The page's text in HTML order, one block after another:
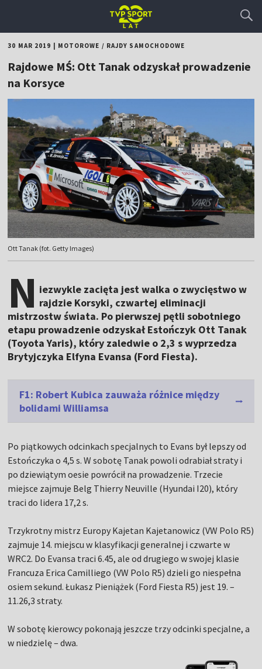
30 MAR 2019 MOTOROWE / RAJDY SAMOCHODOWE
Rajdowe MŚ: Ott Tanak odzyskał prowadzenie
na Korsyce
Ott Tanak (fot. Getty Images)
N iezwykle zacięta jest walka o zwycięstwo w
rajdzie Korsyki, czwartej eliminacji
mistrzostw świata. Po pierwszej pętli sobotniego
etapu prowadzenie odzyskał Estończyk Ott Tanak
(Toyota Yaris), który zaledwie o 2,3 s wyprzedza
Brytyjczyka Elfyna Evansa (Ford Fiesta).
F1: Robert Kubica zauważa różnice między
bolidami Williamsa
Po piątkowych odcinkach specjalnych to Evans był lepszy od
Estończyka o 4,5 s. W sobotę Tanak powoli odrabiał straty i
po dziewiątym oesie powrócił na prowadzenie. Trzecie
miejsce zajmuje Belg Thierry Neuville (Hyundai I20), który
traci do lidera 17,2 s.
Trzykrotny mistrz Europy Kajetan Kajetanowicz (VW Polo R5)
zajmuje 14. miejscu w klasyfikacji generalnej i czwarte w
WRC2. Do Evansa traci 6.45, ale od drugiego w swojej klasie
Francuza Erica Camilliego (VW Polo R5) dzieli go niespełna
osiem sekund. Łukasz Pieniążek (Ford Fiesta R5) jest 19. –
11.26,3 straty.
W sobotę kierowcy pokonają jeszcze trzy odcinki specjalne, a
w niedzielę – dwa.